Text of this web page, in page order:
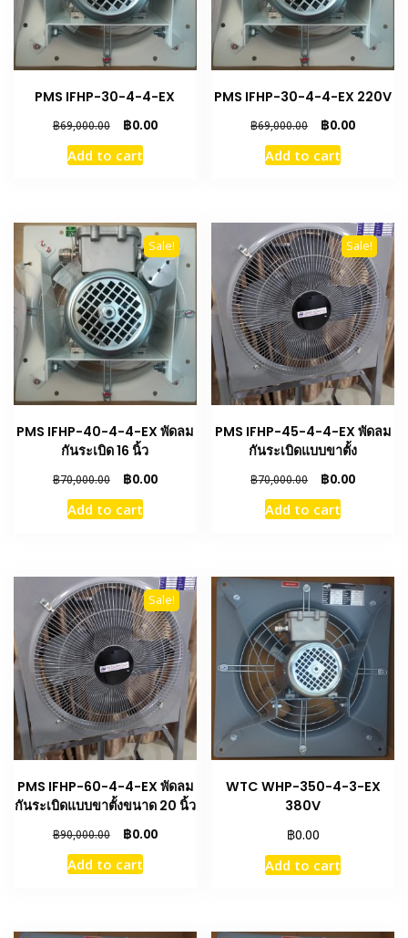
PMS IFHP-30-4-4-EX
฿69,000.00
Original
price
was:
฿0.00Current
Add to cart
PMS IFHP-30-4-4-EX 220V
฿69,000.00
Original
price
was:
฿0.00Current
Add to cart
Sale!
PMS IFHP-40-4-4-EX พัดลม
กันระเบิด 16 นิ้ว
฿70,000.00
Original
price
was:
฿0.00Current
Add to cart
Sale!
PMS IFHP-45-4-4-EX พัดลม
กันระเบิดแบบขาตั้ง
฿70,000.00
Original
price
was:
฿0.00Current
Add to cart
Sale!
PMS IFHP-60-4-4-EX พัดลม
กันระเบิดแบบขาตั้งขนาด 20 นิ้ว
฿90,000.00
Original
price
was:
฿0.00Current
Add to cart
WTC WHP-350-4-3-EX
380V
฿0.00
Add to cart